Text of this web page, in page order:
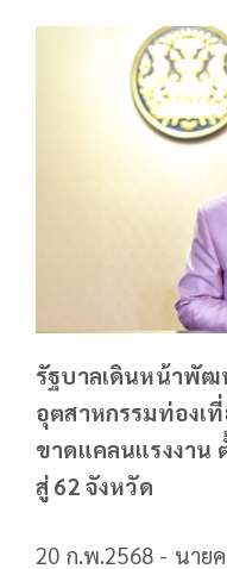
รัฐบาลเดินหน้าพัฒ
อุตสาหกรรมท่องเ
ขาดแคลนแรงงาน
สู่ 62 จังหวัด
20 ก.พ.2568 - นาย